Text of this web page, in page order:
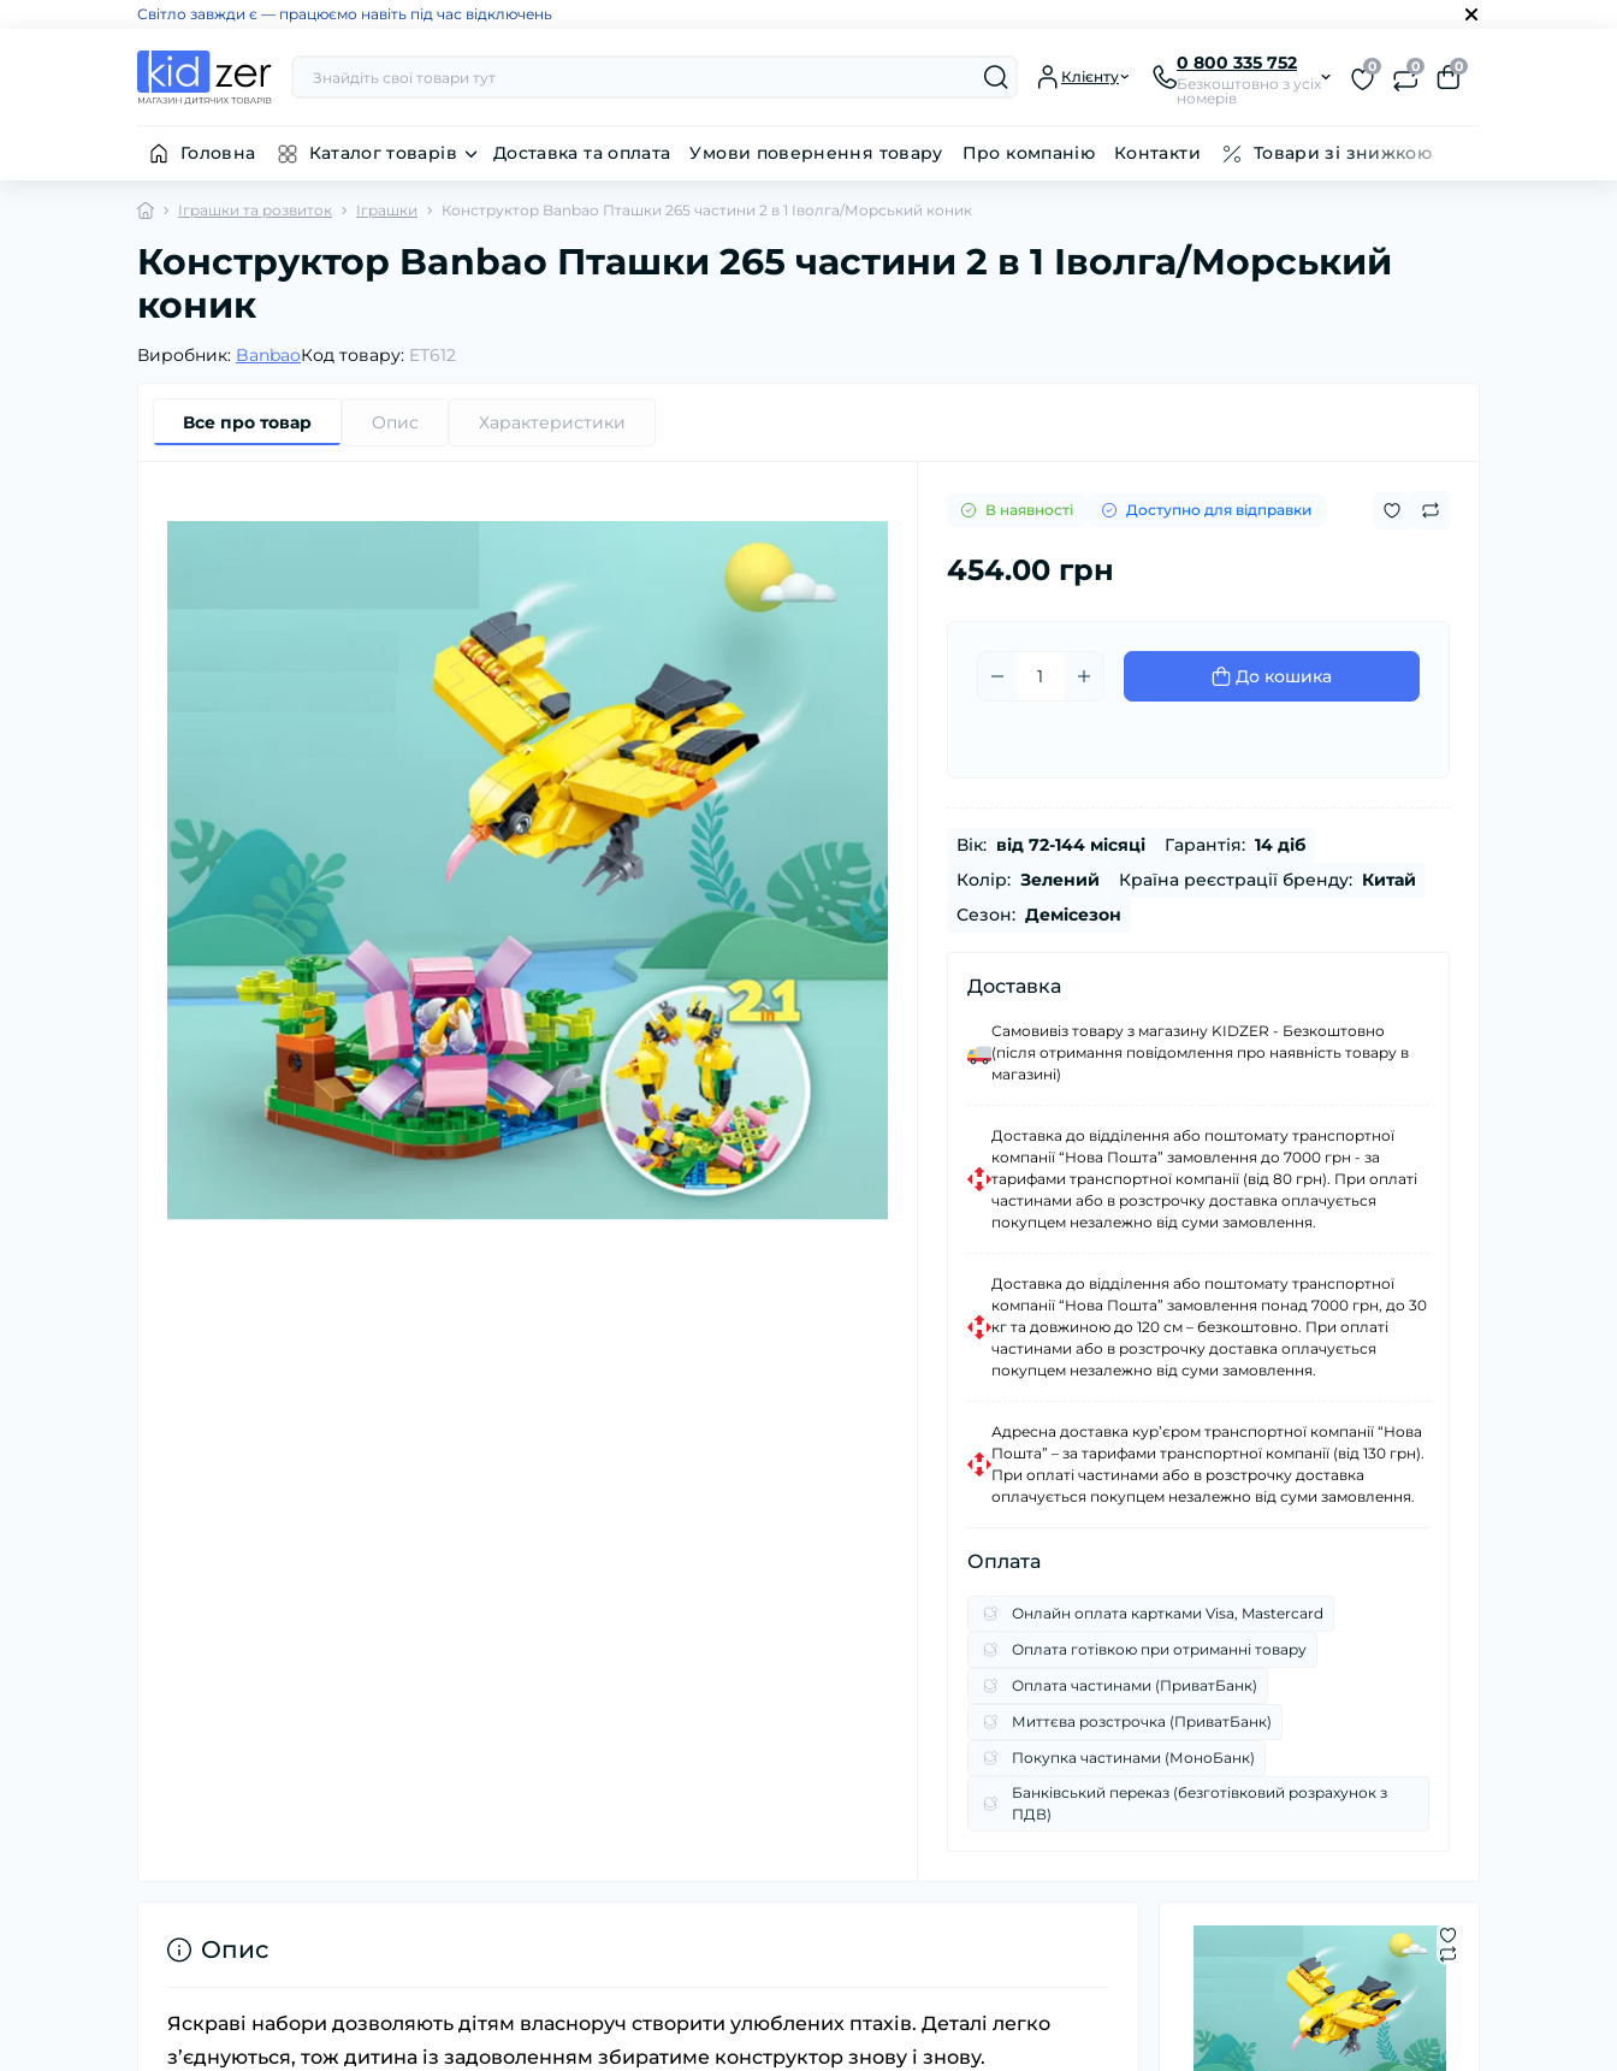
Світло завжди є — працюємо навіть під час відключень
Клієнту
0 800 335 752
Безкоштовно з усіх
номерів
0 0 0
Головна Каталог товарів Доставка та оплата Умови повернення товару Про компанію Контакти Товари зі знижкою
Іграшки та розвиток Іграшки Конструктор Banbao Пташки 265 частини 2 в 1 Іволга/Морський коник
Конструктор Banbao Пташки 265 частини 2 в 1 Іволга/Морський
коник
Виробник: BanbaoКод товару: ET612
Все про товар Опис Характеристики
В наявності Доступно для відправки
454.00 грн
До кошика
Вік: від 72-144 місяці Гарантія: 14 діб
Колір: Зелений Країна реєстрації бренду: Китай
Сезон: Демісезон
Доставка
Самовивіз товару з магазину KIDZER - Безкоштовно
(після отримання повідомлення про наявність товару в
магазині)
Доставка до відділення або поштомату транспортної
компанії “Нова Пошта” замовлення до 7000 грн - за
тарифами транспортної компанії (від 80 грн). При оплаті
частинами або в розстрочку доставка оплачується
покупцем незалежно від суми замовлення.
Доставка до відділення або поштомату транспортної
компанії “Нова Пошта” замовлення понад 7000 грн, до 30
кг та довжиною до 120 см – безкоштовно. При оплаті
частинами або в розстрочку доставка оплачується
покупцем незалежно від суми замовлення.
Адресна доставка курʼєром транспортної компанії “Нова
Пошта” – за тарифами транспортної компанії (від 130 грн).
При оплаті частинами або в розстрочку доставка
оплачується покупцем незалежно від суми замовлення.
Оплата
Онлайн оплата картками Visa, Mastercard
Оплата готівкою при отриманні товару
Оплата частинами (ПриватБанк)
Миттєва розстрочка (ПриватБанк)
Покупка частинами (МоноБанк)
Банківський переказ (безготівковий розрахунок з
ПДВ)
Опис
Яскраві набори дозволяють дітям власноруч створити улюблених птахів. Деталі легко
з’єднуються, тож дитина із задоволенням збиратиме конструктор знову і знову.